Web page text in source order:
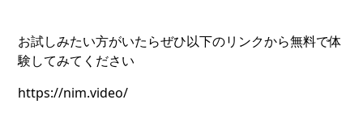
‍お試しみたい方がいたらぜひ以下のリンクから無料で体
験してみてください
https://nim.video/